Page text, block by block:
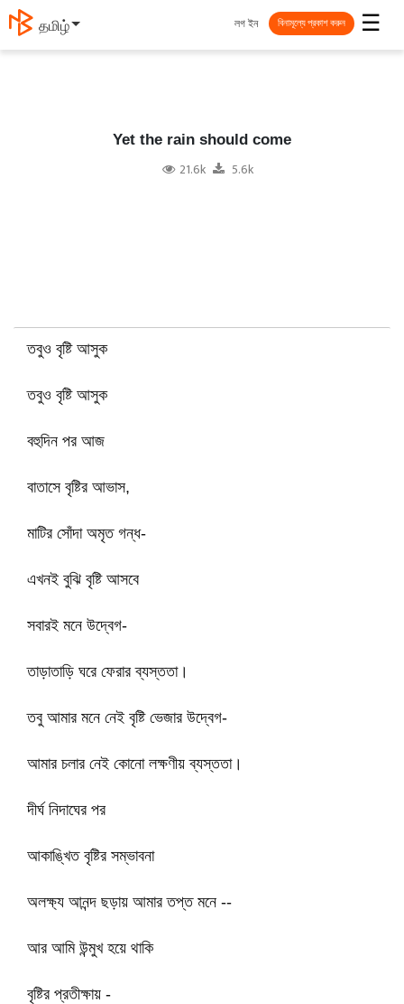
தமிழ் ☰
লগ ইন বিনামূল্যে প্রকাশ করুন
Yet the rain should come
21.6k 5.6k
তবুও বৃষ্টি আসুক
তবুও বৃষ্টি আসুক
বহুদিন পর আজ
বাতাসে বৃষ্টির আভাস,
মাটির সোঁদা অমৃত গন্ধ-
এখনই বুঝি বৃষ্টি আসবে
সবারই মনে উদ্বেগ-
তাড়াতাড়ি ঘরে ফেরার ব্যস্ততা।
তবু আমার মনে নেই বৃষ্টি ভেজার উদ্বেগ-
আমার চলার নেই কোনো লক্ষণীয় ব্যস্ততা।
দীর্ঘ নিদাঘের পর
আকাঙ্খিত বৃষ্টির সম্ভাবনা
অলক্ষ্য আনন্দ ছড়ায় আমার তপ্ত মনে --
আর আমি উন্মুখ হয়ে থাকি
বৃষ্টির প্রতীক্ষায় -